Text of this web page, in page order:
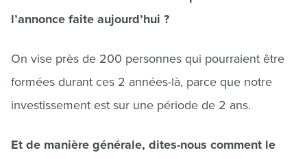
l’annonce faite aujourd’hui ?
On vise près de 200 personnes qui pourraient être
formées durant ces 2 années-là, parce que notre
investissement est sur une période de 2 ans.
Et de manière générale, dites-nous comment le